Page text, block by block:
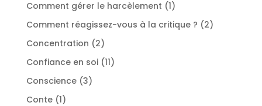
Comment gérer le harcèlement 11
produit
Comment réagissez-vous à la critique ? 22
Concentration 22
produits
Confiance en soi 1111
Conscience 33
Conte 11